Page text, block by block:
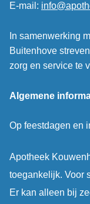
E-mail:
In samenwerking
Buitenhove
zorg en service te
Algemene
Op feestdagen en
Apotheek
toegankelijk. Voor
Er kan alleen bij